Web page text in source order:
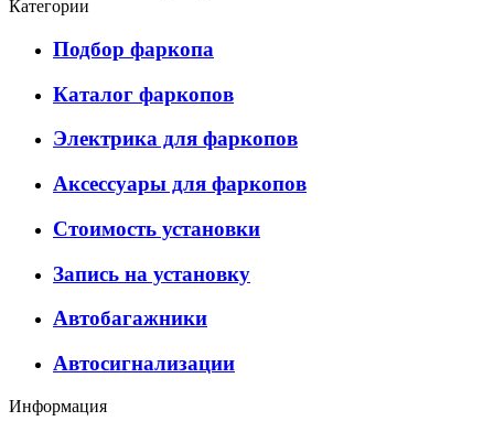
Категории
Подбор фаркопа
Каталог фаркопов
Электрика для фаркопов
Аксессуары для фаркопов
Стоимость установки
Запись на установку
Автобагажники
Автосигнализации
Информация